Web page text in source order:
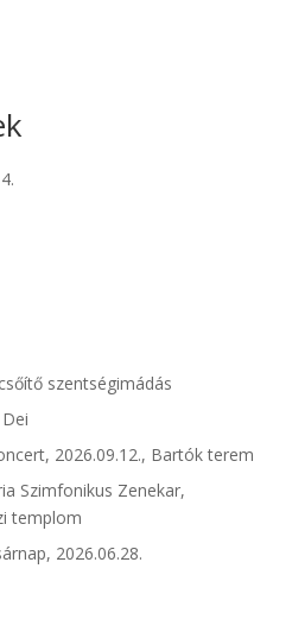
szentségimádás
2026.09.12., Bartók terem
Szimfonikus Zenekar,
templom
2026.06.28.